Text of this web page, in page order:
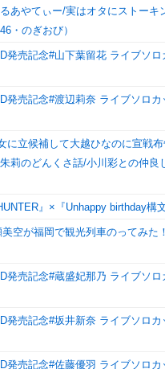
あやてぃー/実はオタにストーキ
・のぎおび）
発売記念#山下葉留花 ライブソロ
発売記念#渡辺莉奈 ライブソロカ
に立候補して大越ひなのに宣戦
莉のどんくさ話/小川彩との仲良
』×『Unhappy birthday構
美空が福岡で観光列車のってみた
発売記念#蔵盛妃那乃 ライブソロ
発売記念#坂井新奈 ライブソロカ
発売記念#佐藤優羽 ライブソロカ